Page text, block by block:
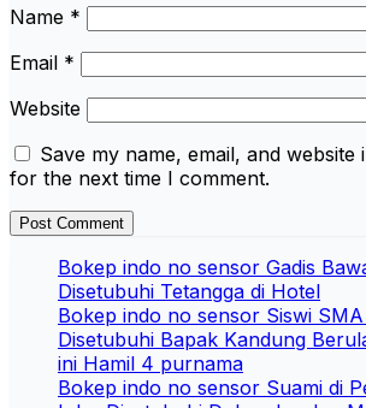
Name *
Email *
Website
Save my name, email, and
for the next time I comment.
Bokep indo no sensor Gadis
Disetubuhi Tetangga di Hotel
Bokep indo no sensor Siswi
Disetubuhi Bapak Kandung
ini Hamil 4 purnama
Bokep indo no sensor Suami di